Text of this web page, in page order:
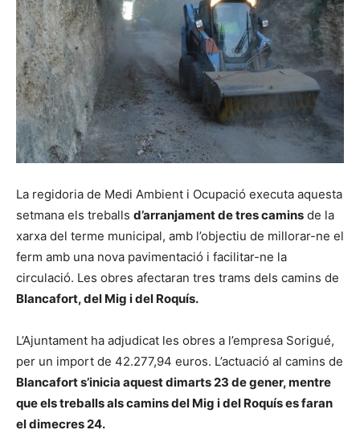
La regidoria de Medi Ambient i Ocupació executa aquesta
setmana els treballs d’arranjament de tres camins de la
xarxa del terme municipal, amb l’objectiu de millorar-ne el
ferm amb una nova pavimentació i facilitar-ne la
circulació. Les obres afectaran tres trams dels camins de
Blancafort, del Mig i del Roquís.
L’Ajuntament ha adjudicat les obres a l’empresa Sorigué,
per un import de 42.277,94 euros. L’actuació al camins de
Blancafort s’inicia aquest dimarts 23 de gener, mentre
que els treballs als camins del Mig i del Roquís es faran
el dimecres 24.